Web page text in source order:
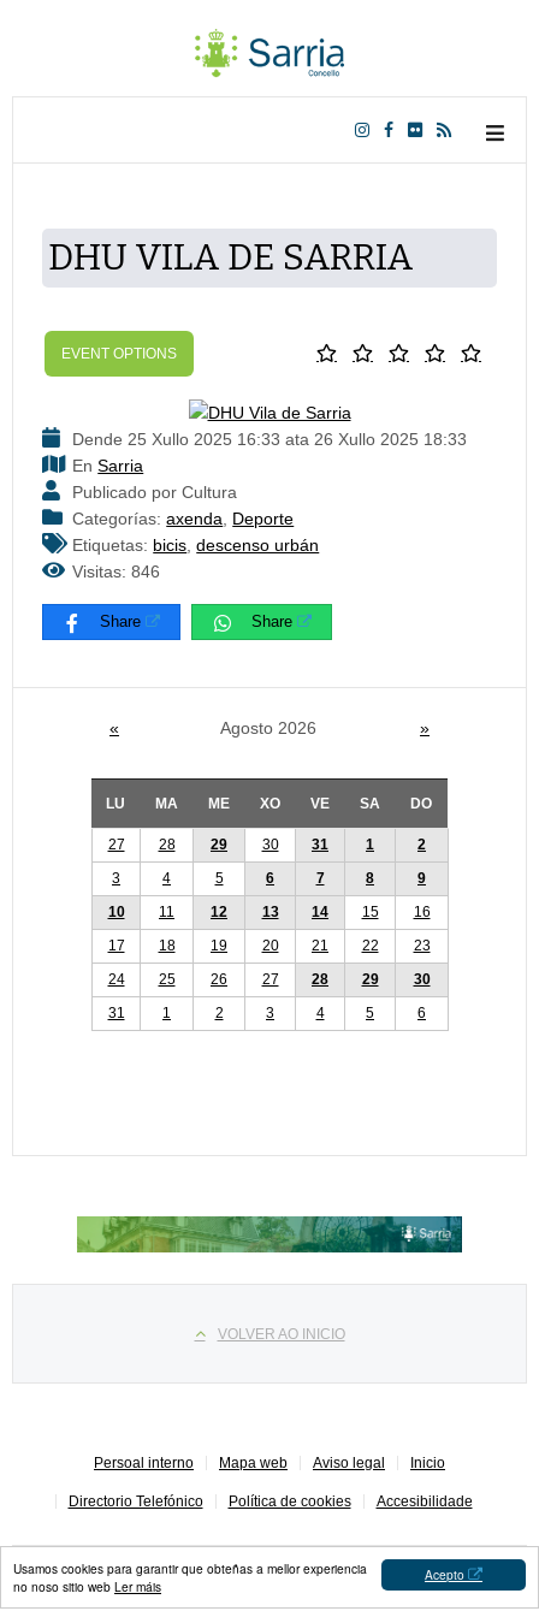
Acepto
Usamos cookies para garantir que obteñas a mellor experiencia
no noso sitio web Ler máis
DHU VILA DE SARRIA
EVENT OPTIONS
Dende 25 Xullo 2025 16:33 ata 26 Xullo 2025 18:33
EnSarria
Publicado por Cultura
Categorías:axenda, Deporte
Etiquetas: bicis,descenso urbán
Visitas: 846
Share Share
« Agosto 2026 »
LU MA ME XO VE SA DO
27 28 29 30 31 1
2
3
4 5 6 7 8
9
10
11 12 13 14 15
16
17
18 19 20 21 22
23
24
25 26 27 28 29
30
31
1 2 3 4 5 6
VOLVER AO INICIO
Persoal interno Mapa web Aviso legal Inicio
Directorio Telefónico Política de cookies Accesibilidade